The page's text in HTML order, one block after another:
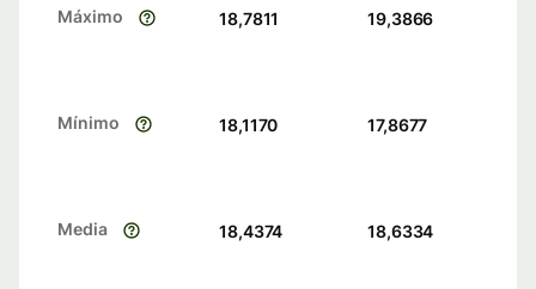
Máximo 18,7811 19,3866
Mínimo 18,1170 17,8677
Media 18,4374 18,6334